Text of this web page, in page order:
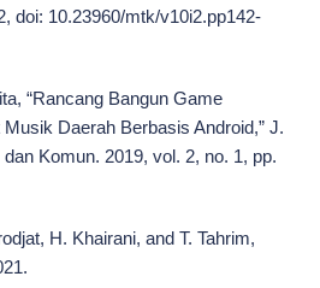
doi: 10.23960/mtk/v10i2.pp142-
“Rancang Bangun Game
Musik Daerah Berbasis Android,” J.
Komun. 2019, vol. 2, no. 1, pp.
H. Khairani, and T. Tahrim,